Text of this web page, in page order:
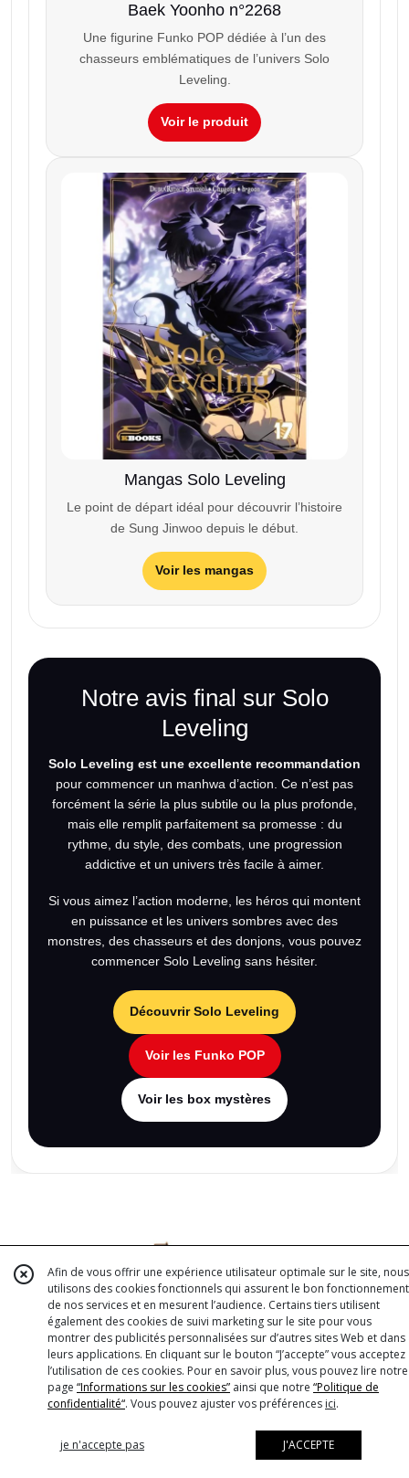
Baek Yoonho n°2268
Une figurine Funko POP dédiée à l’un des
chasseurs emblématiques de l’univers Solo
Leveling.
Voir le produit
Mangas Solo Leveling
Le point de départ idéal pour découvrir l’histoire
de Sung Jinwoo depuis le début.
Voir les mangas
Notre avis final sur Solo
Leveling
Solo Leveling est une excellente recommandation
pour commencer un manhwa d’action. Ce n’est pas
forcément la série la plus subtile ou la plus profonde,
mais elle remplit parfaitement sa promesse : du
rythme, du style, des combats, une progression
addictive et un univers très facile à aimer.
Si vous aimez l’action moderne, les héros qui montent
en puissance et les univers sombres avec des
monstres, des chasseurs et des donjons, vous pouvez
commencer Solo Leveling sans hésiter.
Découvrir Solo Leveling
Voir les Funko POP
Voir les box mystères
À découvrir aussi
Afin de vous offrir une expérience utilisateur optimale sur le site, nous
utilisons des cookies fonctionnels qui assurent le bon fonctionnement
de nos services et en mesurent l’audience. Certains tiers utilisent
également des cookies de suivi marketing sur le site pour vous
montrer des publicités personnalisées sur d’autres sites Web et dans
leurs applications. En cliquant sur le bouton “J’accepte” vous acceptez
l’utilisation de ces cookies. Pour en savoir plus, vous pouvez lire notre
page “Informations sur les cookies” ainsi que notre “Politique de
confidentialité“. Vous pouvez ajuster vos préférences ici.
je n'accepte pas J'ACCEPTE